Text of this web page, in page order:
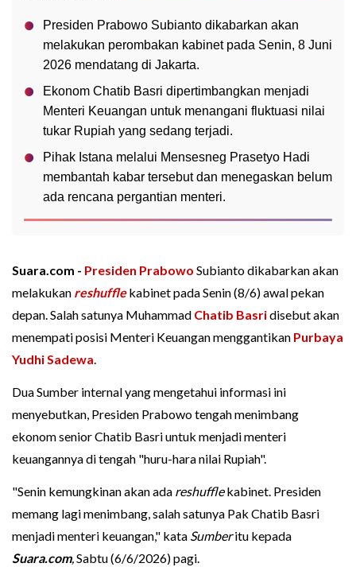
Presiden Prabowo Subianto dikabarkan akan
melakukan perombakan kabinet pada Senin, 8 Juni
2026 mendatang di Jakarta.
Ekonom Chatib Basri dipertimbangkan menjadi
Menteri Keuangan untuk menangani fluktuasi nilai
tukar Rupiah yang sedang terjadi.
Pihak Istana melalui Mensesneg Prasetyo Hadi
membantah kabar tersebut dan menegaskan belum
ada rencana pergantian menteri.
Suara.com - Presiden Prabowo Subianto dikabarkan akan
melakukan reshuffle kabinet pada Senin (8/6) awal pekan
depan. Salah satunya Muhammad Chatib Basridisebut akan
menempati posisi Menteri Keuangan menggantikan Purbaya
Yudhi Sadewa.
Dua Sumber internal yang mengetahui informasi ini
menyebutkan, Presiden Prabowo tengah menimbang
ekonom senior Chatib Basri untuk menjadi menteri
keuangannya di tengah "huru-hara nilai Rupiah".
"Senin kemungkinan akan ada reshufflekabinet. Presiden
memang lagi menimbang, salah satunya Pak Chatib Basri
menjadi menteri keuangan," kata Sumberitu kepada
Suara.com,Sabtu (6/6/2026) pagi.